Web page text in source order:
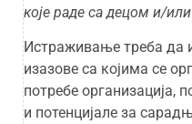
које раде са децом и/или
Истраживање треба да
изазове са којима се
потребе организација,
и потенцијале за